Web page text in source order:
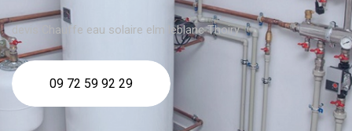
devis Chauffe eau solaire elm leblanc Thoiry
09 72 59 92 29